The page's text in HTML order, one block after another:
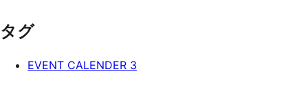
タグ
EVENT CALENDER 3